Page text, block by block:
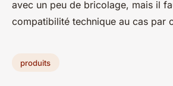
avec un peu de bricolage, mais il
compatibilité technique au cas par
produits